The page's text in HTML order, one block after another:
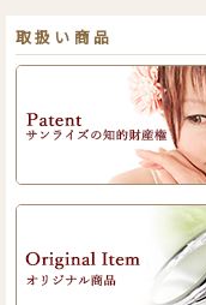
取扱い商品